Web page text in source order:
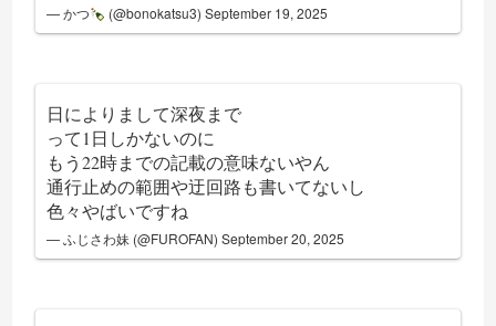
— かつ (@bonokatsu3) September 19, 2025
日によりまして深夜まで
って1日しかないのに
もう22時までの記載の意味ないやん
通行止めの範囲や迂回路も書いてないし
色々やばいですね
— ふじさわ妹 (@FUROFAN)September 20, 2025